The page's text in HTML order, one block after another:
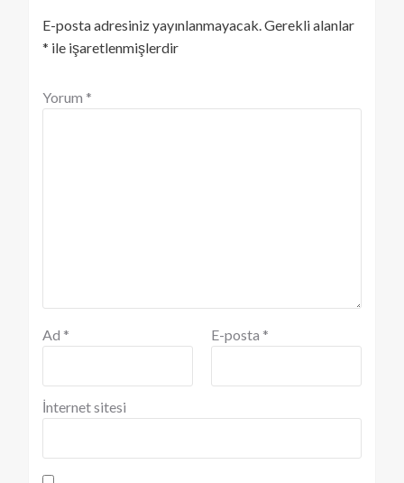
E-posta adresiniz yayınlanmayacak.Gerekli alanlar
* ile işaretlenmişlerdir
Yorum *
Ad * E-posta *
İnternet sitesi